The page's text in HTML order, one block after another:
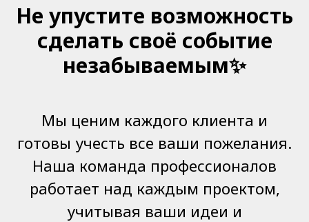
Не упустите возможность
сделать своё событие
незабываемым✨
Мы ценим каждого клиента и
готовы учесть все ваши пожелания.
Наша команда профессионалов
работает над каждым проектом,
учитывая ваши идеи и